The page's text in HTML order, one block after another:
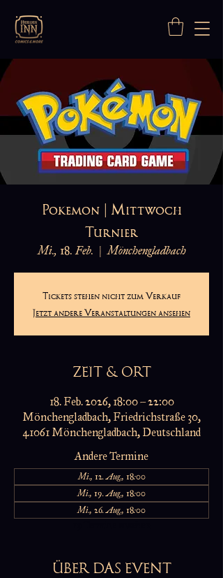
Pokemon | Mittwoch
Turnier
Mi., 18. Feb.
  |
Mönchengladbach
Tickets stehen nicht zum Verkauf
Jetzt andere Veranstaltungen ansehen
ZEIT & ORT
18. Feb. 2026, 18:00 – 22:00
Mönchengladbach, Friedrichstraße 30,
41061 Mönchengladbach, Deutschland
Andere Termine
Mi., 12. Aug., 18:00
Mi., 19. Aug., 18:00
Mi., 26. Aug., 18:00
ÜBER DAS EVENT